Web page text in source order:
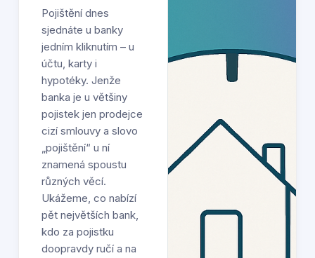
Pojištění dnes
sjednáte u banky
jedním kliknutím – u
účtu, karty i
hypotéky. Jenže
banka je u většiny
pojistek jen prodejce
cizí smlouvy a slovo
„pojištění“ u ní
znamená spoustu
různých věcí.
Ukážeme, co nabízí
pět největších bank,
kdo za pojistku
doopravdy ručí a na